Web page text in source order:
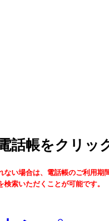
話帳をクリッ
ない場合は、電話帳のご利用期
索いただくことが可能です。